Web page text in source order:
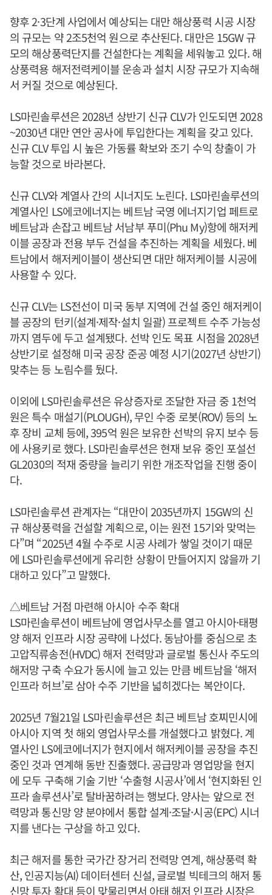
향후 2·3단계 사업에서 예상되는 대만 해상풍력 시공 시장
의 규모는 약 2조5천억 원으로 추산된다. 대만은 15GW 규
모의 해상풍력단지를 건설한다는 계획을 세워놓고 있다. 해
상풍력용 해저전력케이블 운송과 설치 시장 규모가 지속해
서 커질 것으로 예상된다.
LS마린솔루션은 2028년 상반기 신규 CLV가 인도되면 2028
~2030년 대만 연안 공사에 투입한다는 계획을 갖고 있다.
신규 CLV 투입 시 높은 가동률 확보와 조기 수익 창출이 가
능할 것으로 바라본다.
신규 CLV와 계열사 간의 시너지도 노린다. LS마린솔루션의
계열사인 LS에코에너지는 베트남 국영 에너지기업 페트로
베트남과 손잡고 베트남 서남부 푸미(Phu My)항에 해저케
이블 공장과 전용 부두 건설을 추진하는 계획을 세웠다. 베
트남에서 해저케이블이 생산되면 대만 해저케이블 시공에
사용할 수 있다.
신규 CLV는 LS전선이 미국 동부 지역에 건설 중인 해저케이
블 공장의 턴키(설계·제작·설치 일괄) 프로젝트 수주 가능성
까지 염두에 두고 설계됐다. 선박 인도 목표 시점을 2028년
상반기로 설정해 미국 공장 준공 예정 시기(2027년 상반기)
맞추는 등 노림수를 뒀다.
이외에 LS마린솔루션은 유상증자로 조달한 자금 중 1천억
원은 특수 매설기(PLOUGH), 무인 수중 로봇(ROV) 등의 노
후 장비 교체 등에, 395억 원은 보유한 선박의 유지 보수 등
에 사용키로 했다. LS마린솔루션은 현재 보유 중인 포설선
GL2030의 적재 중량을 늘리기 위한 개조작업을 진행 중이
다.
LS마린솔루션 관계자는 “대만이 2035년까지 15GW의 신
규 해상풍력을 건설할 계획으로, 이는 원전 15기와 맞먹는
다”며 “2025년 4월 수주로 시공 사례가 쌓일 것이기 때문
에 LS마린솔루션에게 유리한 상황이 만들어지지 않을까 기
대하고 있다”고 말했다.
△베트남 거점 마련해 아시아 수주 확대
LS마린솔루션이 베트남에 영업사무소를 열고 아시아·태평
양 해저 인프라 시장 공략에 나섰다. 동남아를 중심으로 초
고압직류송전(HVDC) 해저 전력망과 글로벌 통신사 주도의
해저망 구축 수요가 동시에 늘고 있는 만큼 베트남을 ‘해저
인프라 허브’로 삼아 수주 기반을 넓히겠다는 복안이다.
2025년 7월21일 LS마린솔루션은 최근 베트남 호찌민시에
아시아 지역 첫 해외 영업사무소를 개설했다고 밝혔다. 계
열사인 LS에코에너지가 현지에서 해저케이블 공장을 추진
중인 것과 연계해 동반 진출했다. 공급망과 영업망을 현지
에 모두 구축해 기술 기반 ‘수출형 시공사’에서 ‘현지화된 인
프라 솔루션사’로 탈바꿈하려는 행보다. 양사는 앞으로 전
력망과 통신망 양 분야에서 통합 설계·조달·시공(EPC) 시너
지를 낸다는 구상을 하고 있다.
최근 해저를 통한 국가간 장거리 전력망 연계, 해상풍력 확
산, 인공지능(AI) 데이터센터 신설, 글로벌 빅테크의 해저 통
신망 투자 확대 등이 맞물리면서 아태 해저 인프라 시장은